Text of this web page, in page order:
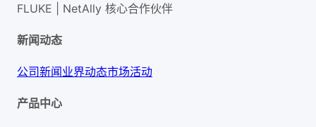
FLUKE | NetAlly 核心合作伙伴
新闻动态
公司新闻业界动态市场活动
产品中心